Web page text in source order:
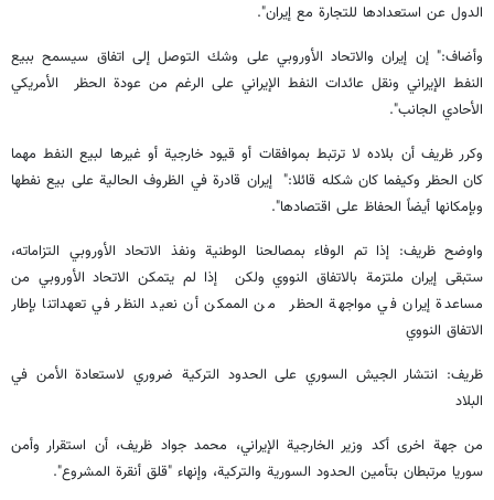
الدول عن استعدادها للتجارة مع إيران".
وأضاف:" إن إيران والاتحاد الأوروبي على وشك التوصل إلى اتفاق سيسمح ببيع
النفط الإيراني ونقل عائدات النفط الإيراني على الرغم من عودة الحظر الأمريكي
الأحادي الجانب".
وكرر ظريف أن بلاده لا ترتبط بموافقات أو قيود خارجية أو غيرها لبيع النفط مهما
كان الحظر وكيفما كان شكله قائلا:" إيران قادرة في الظروف الحالية على بيع نفطها
وبإمكانها أيضاً الحفاظ على اقتصادها".
واوضح ظريف: إذا تم الوفاء بمصالحنا الوطنية ونفذ الاتحاد الأوروبي التزاماته،
ستبقى إيران ملتزمة بالاتفاق النووي ولكن إذا لم يتمكن الاتحاد الأوروبي من
مساعدة إيران في مواجهة الحظر من الممكن أن نعيد النظر في تعهداتنا بإطار
الاتفاق النووي
ظريف: انتشار الجيش السوري على الحدود التركية ضروري لاستعادة الأمن في
البلاد
من جهة اخرى أكد وزير الخارجية الإيراني، محمد جواد ظريف، أن استقرار وأمن
سوريا مرتبطان بتأمين الحدود السورية والتركية، وإنهاء "قلق أنقرة المشروع".